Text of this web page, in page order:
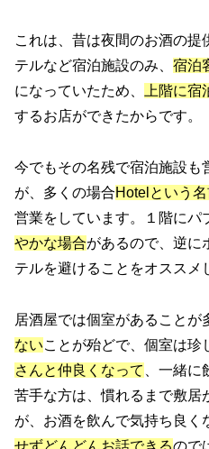
これは、昔は夜間のお酒の
テルなど宿泊施設のみ、 宿泊
になっていたため、
上階に宿
するお店ができたからです。
今でもその名残で宿泊施設も
が、多くの場合Hotelという
営業をしています。１階にパ
やかな場合があるので、逆に
テルを避けることをオススメ
居酒屋では個室があることが
ないことが殆どで、個室は珍
さんと仲良くなって
、一緒
苦手な方は、慣れるまで敷居
が、お酒を飲んで気持ち良く
せずどんどんお話できるので